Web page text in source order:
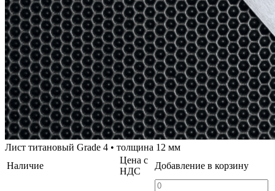
Лист титановый Grade 4 • толщина 12 мм
Наличие
Цена с
НДС
Добавление в корзину